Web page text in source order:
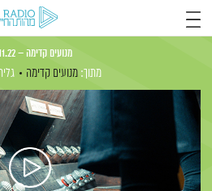
מנועים קדימה – 17.11.22
מתוך: מנועים קדימה